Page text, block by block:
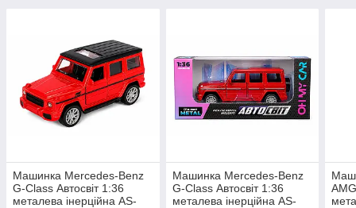
Машинка Mercedes-Benz
G-Class Автосвіт 1:36
металева інерційна AS-
Машинка Mercedes-Benz
G-Class Автосвіт 1:36
металева інерційна AS-